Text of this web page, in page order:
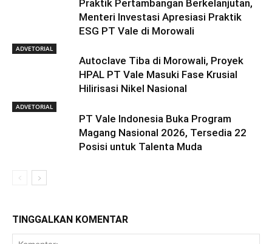
Praktik Pertambangan Berkelanjutan,
Menteri Investasi Apresiasi Praktik
ESG PT Vale di Morowali
ADVETORIAL
Autoclave Tiba di Morowali, Proyek
HPAL PT Vale Masuki Fase Krusial
Hilirisasi Nikel Nasional
ADVETORIAL
PT Vale Indonesia Buka Program
Magang Nasional 2026, Tersedia 22
Posisi untuk Talenta Muda
TINGGALKAN KOMENTAR